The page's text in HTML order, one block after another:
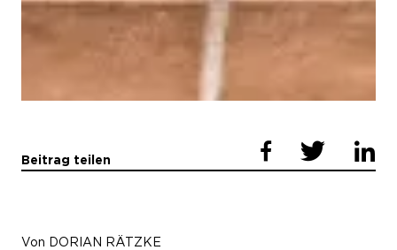
Beitrag teilen
Von DORIAN RÄTZKE